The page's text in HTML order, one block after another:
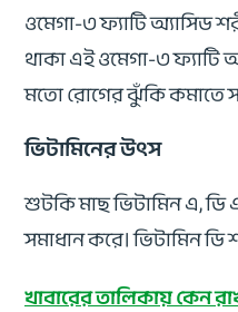
ওমেগা-৩ ফ্যাটি অ্যাসিড
থাকা এই ওমেগা-৩ ফ্যাটি
মতো রোগের ঝুঁকি কমাতে
ভিটামিনের উৎস
শুটকি মাছ ভিটামিন এ, ডি
সমাধান করে। ভিটামিন
খাবারের তালিকায় কেন